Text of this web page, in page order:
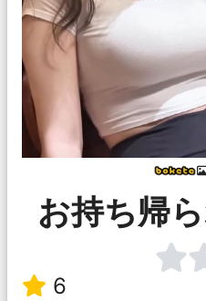
お持ち帰
6